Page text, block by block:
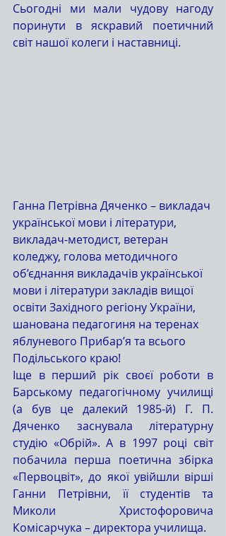
Сьогодні ми мали чудову нагоду
поринути в яскравий поетичний
світ нашої колеги і наставниці.
Ганна Петрівна Дяченко – викладач
української мови і літератури,
викладач-методист, ветеран
коледжу, голова методичного
об’єднання викладачів української
мови і літератури закладів вищої
освіти Західного регіону України,
шанована педагогиня на теренах
яблуневого Прибар’я та всього
Подільського краю!
Іще в перший рік своєї роботи в
Барському педагогічному училищі
(а був це далекий 1985-й) Г. П.
Дяченко заснувала літературну
студію «Обрій». А в 1997 році світ
побачила перша поетична збірка
«Первоцвіт», до якої увійшли вірші
Ганни Петрівни, її студентів та
Миколи Христофоровича
Комісарчука – директора училища.